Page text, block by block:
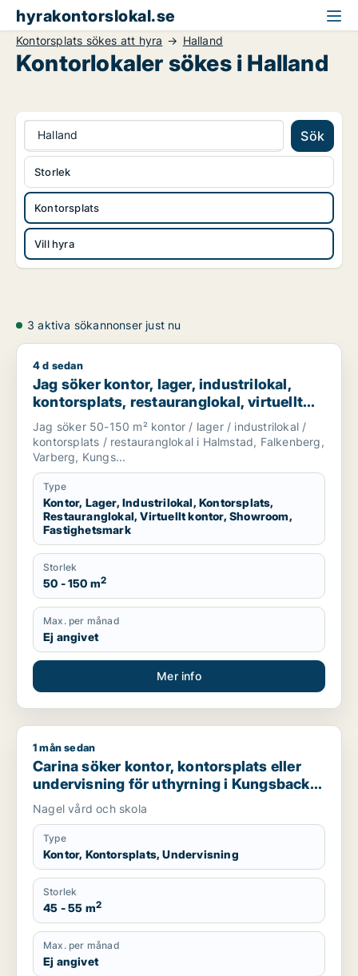
hyrakontorslokal.se
Kontorsplats sökes att hyra Halland
Kontorlokaler sökes i Halland
Halland Sök
Kontorsplats
Vill hyra
Storlek
3 aktiva sökannonser just nu
Jag söker kontor, lager, industrilokal, kontorsplats,
4 d sedan
Jag söker kontor, lager, industrilokal,
kontorsplats, restauranglokal, virtuellt
kontor, showroom eller fastighetsmark
för uthyrning i Halmstad, Falkenberg eller
Varberg m.fl.
Jag söker 50-150 m² kontor / lager / industrilokal /
kontorsplats / restauranglokal i Halmstad, Falkenberg,
Varberg, Kungs...
Type
Kontor, Lager, Industrilokal, Kontorsplats,
Restauranglokal, Virtuellt kontor, Showroom,
Fastighetsmark
Storlek
50 - 150 m2
Max. per månad
Ej angivet
Mer info
Carina söker kontor, kontorsplats eller undervisning för
1 mån sedan
Carina söker kontor, kontorsplats eller
undervisning för uthyrning i Kungsbacka,
Mark eller Mölndal
Nagel vård och skola
Type
Kontor, Kontorsplats, Undervisning
Storlek
45 - 55 m2
Max. per månad
Ej angivet